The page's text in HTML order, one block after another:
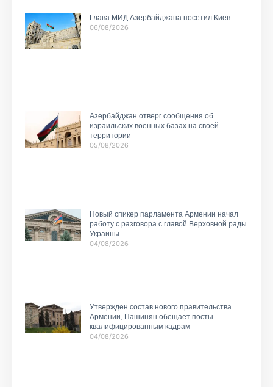
Глава МИД Азербайджана посетил Киев
06/08/2026
Азербайджан отверг сообщения об
израильских военных базах на своей
территории
05/08/2026
Новый спикер парламента Армении начал
работу с разговора с главой Верховной рады
Украины
04/08/2026
Утвержден состав нового правительства
Армении, Пашинян обещает посты
квалифицированным кадрам
04/08/2026